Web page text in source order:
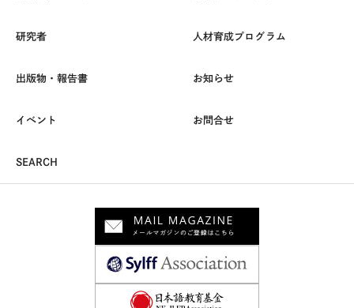
研究者 人材育成プログラム
出版物・報告書 お知らせ
イベント お問合せ
SEARCH